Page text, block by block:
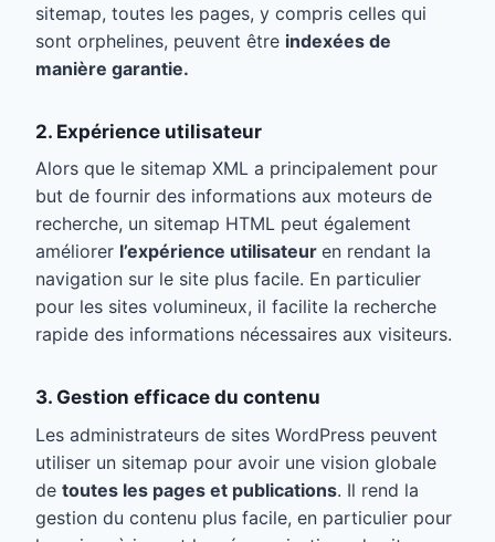
sitemap, toutes les pages, y compris celles qui
sont orphelines, peuvent être indexées de
manière garantie.
2. Expérience utilisateur
Alors que le sitemap XML a principalement pour
but de fournir des informations aux moteurs de
recherche, un sitemap HTML peut également
améliorer l’expérience utilisateur en rendant la
navigation sur le site plus facile. En particulier
pour les sites volumineux, il facilite la recherche
rapide des informations nécessaires aux visiteurs.
3. Gestion efficace du contenu
Les administrateurs de sites WordPress peuvent
utiliser un sitemap pour avoir une vision globale
de toutes les pages et publications. Il rend la
gestion du contenu plus facile, en particulier pour